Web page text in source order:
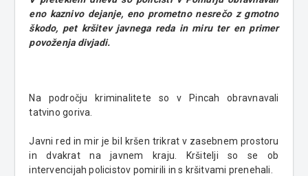
eno kaznivo dejanje, eno prometno nesrečo z gmotno
škodo, pet kršitev javnega reda in miru ter en primer
povoženja divjadi.
Na področju kriminalitete so v Pincah obravnavali
tatvino goriva.
Javni red in mir je bil kršen trikrat v zasebnem prostoru
in dvakrat na javnem kraju. Kršitelji so se ob
intervencijah policistov pomirili in s kršitvami prenehali.